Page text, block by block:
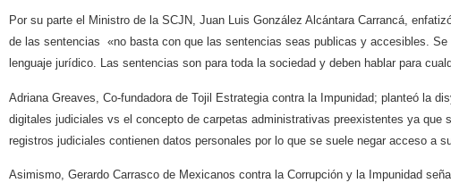
Por su parte el Ministro de la SCJN, Juan Luis González Alcántara Carrancá,
de las sentencias «no basta con que las sentencias seas publicas y accesibles. Se
lenguaje jurídico. Las sentencias son para toda la sociedad y deben hablar para
Adriana Greaves, Co-fundadora de Tojil Estrategia contra la Impunidad; planteó la
digitales judiciales vs el concepto de carpetas administrativas preexistentes ya que
registros judiciales contienen datos personales por lo que se suele negar acceso a
Asimismo, Gerardo Carrasco de Mexicanos contra la Corrupción y la Impunidad